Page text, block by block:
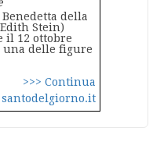
Benedetta della
Stein)
il 12 ottobre
una delle figure
>>> Continua
santodelgiorno.it